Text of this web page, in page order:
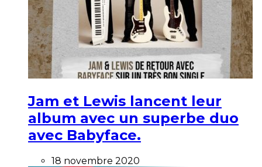
Jam et Lewis lancent leur
album avec un superbe duo
avec Babyface.
18 novembre 2020